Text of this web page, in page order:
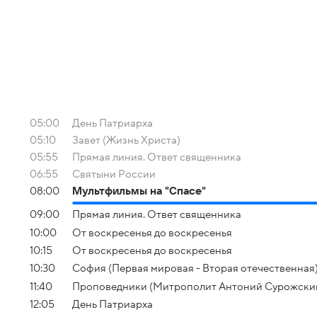
05:00
День Патриарха
05:10
Завет (Жизнь Христа)
05:55
Прямая линия. Ответ священника
06:55
Святыни России
08:00
Мультфильмы на "Спасе"
09:00
Прямая линия. Ответ священника
10:00
От воскресенья до воскресенья
10:15
От воскресенья до воскресенья
10:30
София (Первая мировая - Вторая
11:40
Проповедники (Митрополит Антоний
12:05
День Патриарха